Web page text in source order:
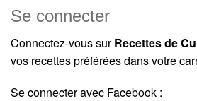
Se connecter
Connectez-vous surRecettes de
vos recettes préférées dans votre
Se connecter avec Facebook :